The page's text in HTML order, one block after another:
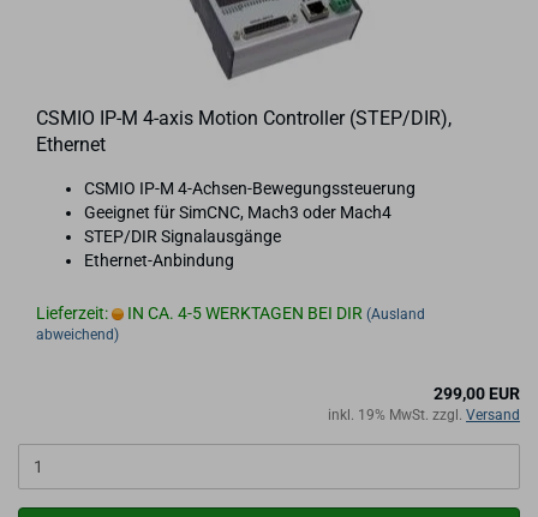
CSMIO IP-M 4-​axis Mo­ti­on Con­trol­ler (STEP/DIR),
Ether­net
CSMIO IP-M 4-​Achsen-Bewegungssteuerung
Ge­eig­net für SimCNC, Mach3 oder Mach4
STEP/DIR Si­gnal­aus­gän­ge
Ethernet-​Anbindung
Lieferzeit: IN CA. 4-5 WERKTAGEN BEI DIR (Ausland
abweichend)
299,00 EUR
inkl. 19% MwSt. zzgl. Versand